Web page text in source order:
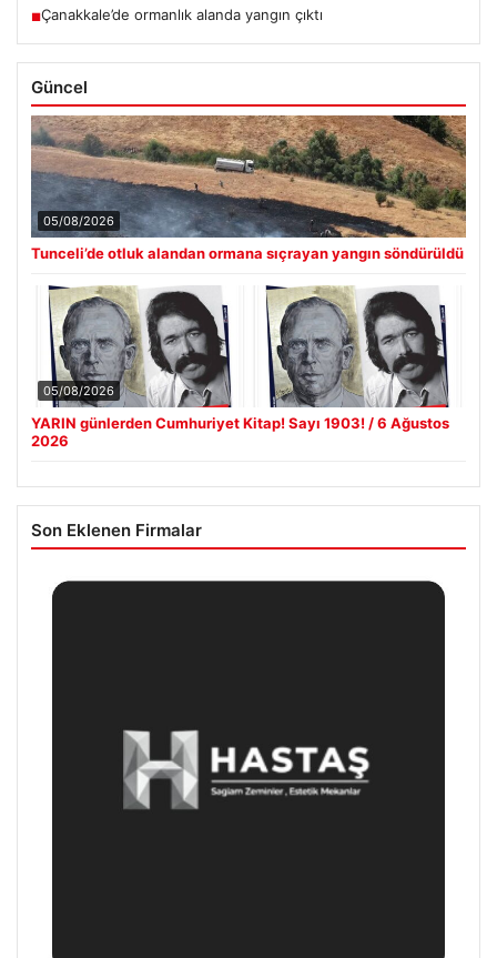
■Çanakkale’de ormanlık alanda yangın çıktı
Güncel
05/08/2026
Tunceli’de otluk alandan ormana sıçrayan yangın söndürüldü
05/08/2026
YARIN günlerden Cumhuriyet Kitap! Sayı 1903! / 6 Ağustos
2026
Son Eklenen Firmalar